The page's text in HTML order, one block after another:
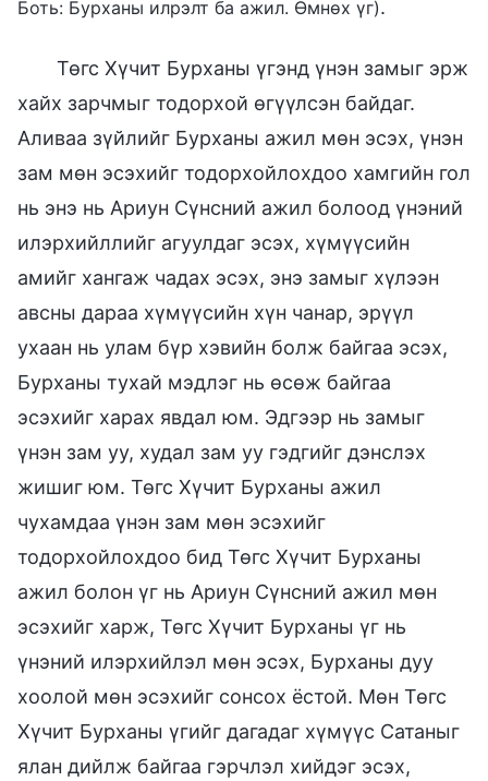
Боть: Бурханы илрэлт ба ажил. Өмнөх үг).
Төгс Хүчит Бурханы үгэнд үнэн замыг эрж
хайх зарчмыг тодорхой өгүүлсэн байдаг.
Аливаа зүйлийг Бурханы ажил мөн эсэх, үнэн
зам мөн эсэхийг тодорхойлохдоо хамгийн гол
нь энэ нь Ариун Сүнсний ажил болоод үнэний
илэрхийллийг агуулдаг эсэх, хүмүүсийн
амийг хангаж чадах эсэх, энэ замыг хүлээн
авсны дараа хүмүүсийн хүн чанар, эрүүл
ухаан нь улам бүр хэвийн болж байгаа эсэх,
Бурханы тухай мэдлэг нь өсөж байгаа
эсэхийг харах явдал юм. Эдгээр нь замыг
үнэн зам уу, худал зам уу гэдгийг дэнслэх
жишиг юм. Төгс Хүчит Бурханы ажил
чухамдаа үнэн зам мөн эсэхийг
тодорхойлохдоо бид Төгс Хүчит Бурханы
ажил болон үг нь Ариун Сүнсний ажил мөн
эсэхийг харж, Төгс Хүчит Бурханы үг нь
үнэний илэрхийлэл мөн эсэх, Бурханы дуу
хоолой мөн эсэхийг сонсох ёстой. Мөн Төгс
Хүчит Бурханы үгийг дагадаг хүмүүс Сатаныг
ялан дийлж байгаа гэрчлэл хийдэг эсэх,